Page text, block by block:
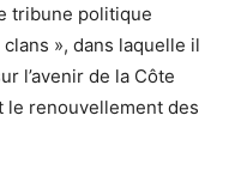
tribune politique
», dans laquelle il
l’avenir de la Côte
le renouvellement des